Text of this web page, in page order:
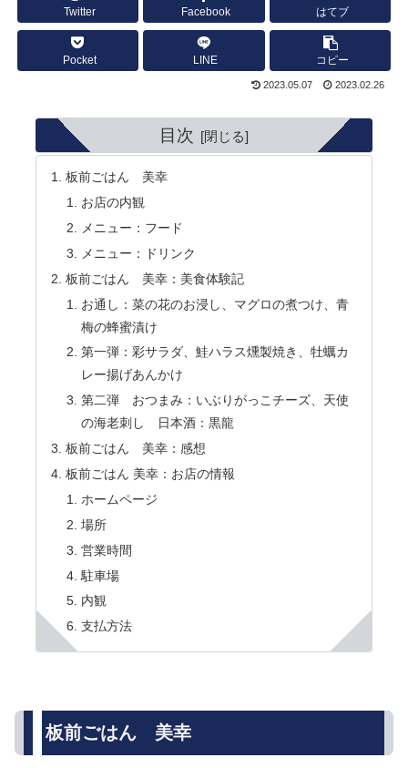
Twitter Facebook はてブ
Pocket LINE コピー
2023.05.07 2023.02.26
目次
板前ごはん 美幸
お店の内観
メニュー：フード
メニュー：ドリンク
板前ごはん 美幸：美食体験記
お通し：菜の花のお浸し、マグロの煮つけ、青
梅の蜂蜜漬け
第一弾：彩サラダ、鮭ハラス燻製焼き、牡蠣カ
レー揚げあんかけ
第二弾 おつまみ：いぶりがっこチーズ、天使
の海老刺し 日本酒：黒龍
板前ごはん 美幸：感想
板前ごはん 美幸：お店の情報
ホームページ
場所
営業時間
駐車場
内観
支払方法
板前ごはん 美幸